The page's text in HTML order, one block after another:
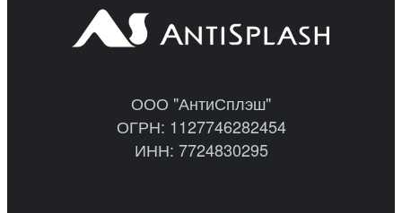
ООО "АнтиСплэш"
ОГРН: 1127746282454
ИНН: 7724830295